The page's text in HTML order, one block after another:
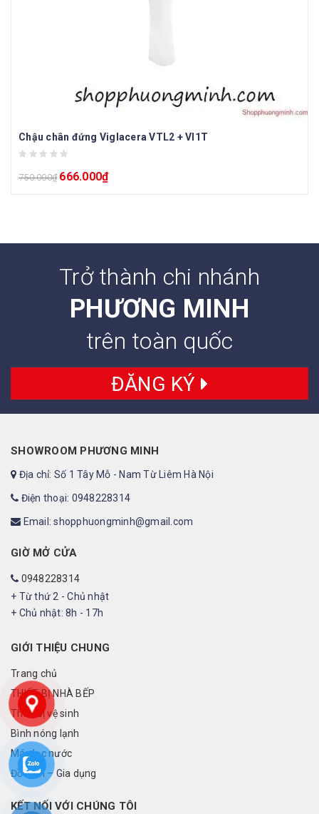
Chậu chân đứng Viglacera VTL2 + VI1T
750.000₫ 666.000₫
Trở thành chi nhánh
PHƯƠNG MINH
trên toàn quốc
ĐĂNG KÝ
SHOWROOM PHƯƠNG MINH
Địa chỉ: Số 1 Tây Mỗ - Nam Từ Liêm Hà Nội
Điện thoại: 0948228314
Email: shopphuongminh@gmail.com
GIỜ MỞ CỬA
0948228314
+ Từ thứ 2 - Chủ nhật
+ Chủ nhật: 8h - 17h
GIỚI THIỆU CHUNG
Trang chủ
THIẾT BỊ NHÀ BẾP
Thiết bị vệ sinh
Bình nóng lạnh
Máy lọc nước
Đồ điện – Gia dụng
KẾT NỐI VỚI CHÚNG TÔI